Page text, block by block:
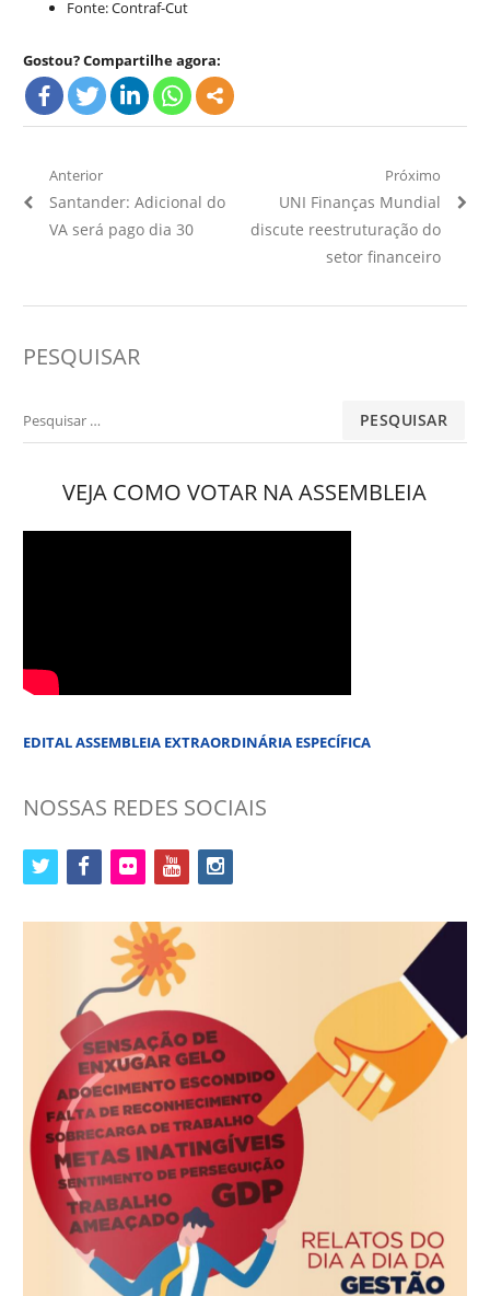
Fonte: Contraf-Cut
Gostou? Compartilhe agora:
Navegação
de
Anterior
Artigo
Anterior:
Santander: Adicional do
VA será pago dia 30
Próximo
Próximo
Artigo:
UNI Finanças Mundial
discute reestruturação do
setor financeiro
PESQUISAR
Pesquisar
VEJA COMO VOTAR NA ASSEMBLEIA
EDITAL ASSEMBLEIA EXTRAORDINÁRIA ESPECÍFICA
NOSSAS REDES SOCIAIS
twitter facebookflickr youtubeinstagram